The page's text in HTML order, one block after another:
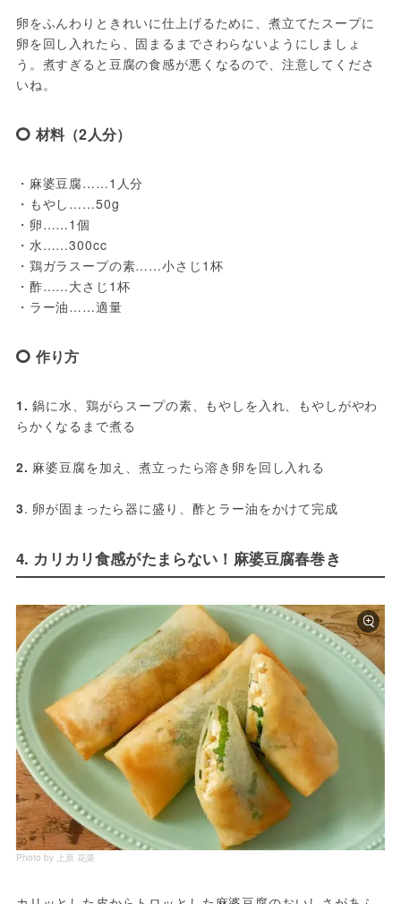
卵をふんわりときれいに仕上げるために、煮立てたスープに
卵を回し入れたら、固まるまでさわらないようにしましょ
う。煮すぎると豆腐の食感が悪くなるので、注意してくださ
いね。
材料（2人分）
・麻婆豆腐……1人分
・もやし……50g
・卵……1個
・水……300cc
・鶏ガラスープの素……小さじ1杯
・酢……大さじ1杯
・ラー油……適量
作り方
1. 鍋に水、鶏がらスープの素、もやしを入れ、もやしがやわ
らかくなるまで煮る
2. 麻婆豆腐を加え、煮立ったら溶き卵を回し入れる
3. 卵が固まったら器に盛り、酢とラー油をかけて完成
4. カリカリ食感がたまらない！麻婆豆腐春巻き
Photo by 上原 花菜